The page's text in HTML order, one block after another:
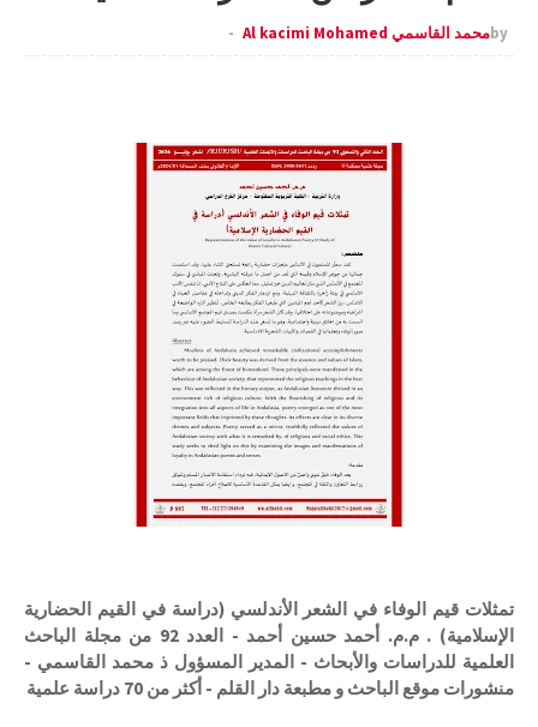
byمحمد القاسمي Al kacimi Mohamed
تمثلات قيم الوفاء في الشعر الأندلسي (دراسة في القيم الحضارية
الإسلامية) . م.م. أحمد حسين أحمد - العدد 92 من مجلة الباحث
العلمية للدراسات والأبحاث - المدير المسؤول ذ محمد القاسمي -
منشورات موقع الباحث و مطبعة دار القلم - أكثر من 70 دراسة علمية